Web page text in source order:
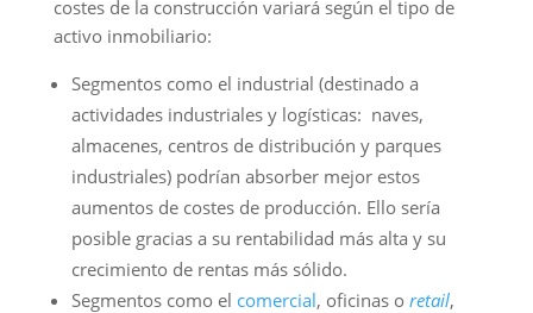
costes de la construcción variará según el tipo de
activo inmobiliario:
Segmentos como el industrial (destinado a
actividades industriales y logísticas: naves,
almacenes, centros de distribución y parques
industriales) podrían absorber mejor estos
aumentos de costes de producción. Ello sería
posible gracias a su rentabilidad más alta y su
crecimiento de rentas más sólido.
Segmentos como el comercial, oficinas o retail,